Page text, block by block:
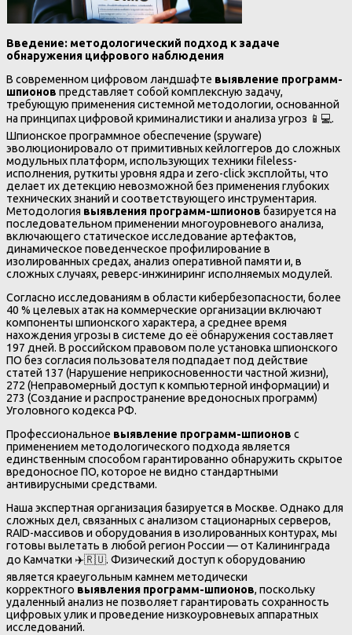
Введение: методологический подход к задаче
обнаружения цифрового наблюдения
В современном цифровом ландшафте выявление программ-
шпионов представляет собой комплексную задачу,
требующую применения системной методологии, основанной
на принципах цифровой криминалистики и анализа угроз 📱💻.
Шпионское программное обеспечение (spyware)
эволюционировало от примитивных кейлоггеров до сложных
модульных платформ, использующих техники fileless-
исполнения, руткиты уровня ядра и zero-click эксплойты, что
делает их детекцию невозможной без применения глубоких
технических знаний и соответствующего инструментария.
Методология выявления программ-шпионов базируется на
последовательном применении многоуровневого анализа,
включающего статическое исследование артефактов,
динамическое поведенческое профилирование в
изолированных средах, анализ оперативной памяти и, в
сложных случаях, реверс-инжиниринг исполняемых модулей.
Согласно исследованиям в области кибербезопасности, более
40 % целевых атак на коммерческие организации включают
компоненты шпионского характера, а среднее время
нахождения угрозы в системе до её обнаружения составляет
197 дней. В российском правовом поле установка шпионского
ПО без согласия пользователя подпадает под действие
статей 137 (Нарушение неприкосновенности частной жизни),
272 (Неправомерный доступ к компьютерной информации) и
273 (Создание и распространение вредоносных программ)
Уголовного кодекса РФ.
Профессиональное выявление программ-шпионов с
применением методологического подхода является
единственным способом гарантированно обнаружить скрытое
вредоносное ПО, которое не видно стандартными
антивирусными средствами.
Наша экспертная организация базируется в Москве. Однако для
сложных дел, связанных с анализом стационарных серверов,
RAID-массивов и оборудования в изолированных контурах, мы
готовы вылетать в любой регион России — от Калининграда
до Камчатки ✈️🇷🇺. Физический доступ к оборудованию
является краеугольным камнем методически
корректного выявления программ-шпионов, поскольку
удаленный анализ не позволяет гарантировать сохранность
цифровых улик и проведение низкоуровневых аппаратных
исследований.